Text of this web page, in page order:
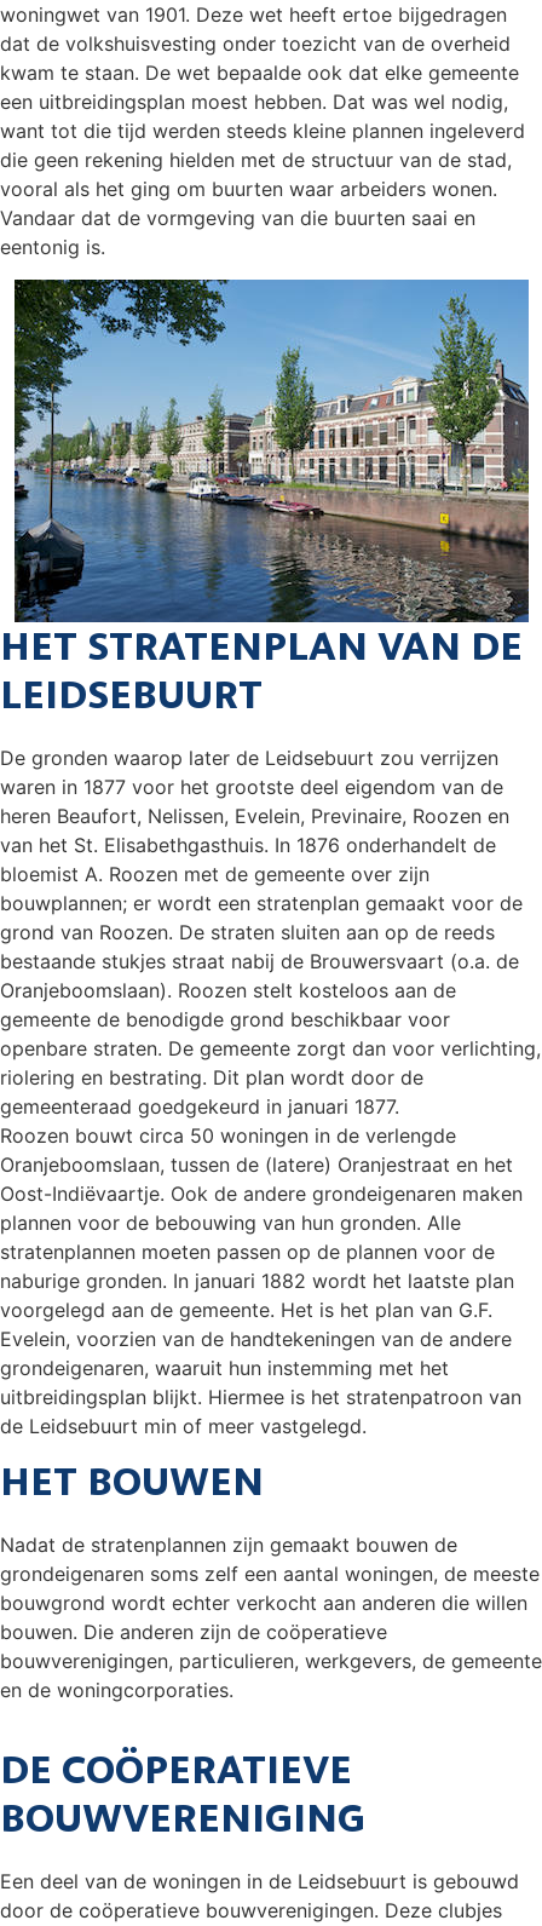
woningwet van 1901. Deze wet heeft ertoe bijgedragen
dat de volkshuisvesting onder toezicht van de overheid
kwam te staan. De wet bepaalde ook dat elke gemeente
een uitbreidingsplan moest hebben. Dat was wel nodig,
want tot die tijd werden steeds kleine plannen ingeleverd
die geen rekening hielden met de structuur van de stad,
vooral als het ging om buurten waar arbeiders wonen.
Vandaar dat de vormgeving van die buurten saai en
eentonig is.
HET STRATENPLAN VAN DE
LEIDSEBUURT
De gronden waarop later de Leidsebuurt zou verrijzen
waren in 1877 voor het grootste deel eigendom van de
heren Beaufort, Nelissen, Evelein, Previnaire, Roozen en
van het St. Elisabethgasthuis. In 1876 onderhandelt de
bloemist A. Roozen met de gemeente over zijn
bouwplannen; er wordt een stratenplan gemaakt voor de
grond van Roozen. De straten sluiten aan op de reeds
bestaande stukjes straat nabij de Brouwersvaart (o.a. de
Oranjeboomslaan). Roozen stelt kosteloos aan de
gemeente de benodigde grond beschikbaar voor
openbare straten. De gemeente zorgt dan voor verlichting,
riolering en bestrating. Dit plan wordt door de
gemeenteraad goedgekeurd in januari 1877.
Roozen bouwt circa 50 woningen in de verlengde
Oranjeboomslaan, tussen de (latere) Oranjestraat en het
Oost-Indiëvaartje. Ook de andere grondeigenaren maken
plannen voor de bebouwing van hun gronden. Alle
stratenplannen moeten passen op de plannen voor de
naburige gronden. In januari 1882 wordt het laatste plan
voorgelegd aan de gemeente. Het is het plan van G.F.
Evelein, voorzien van de handtekeningen van de andere
grondeigenaren, waaruit hun instemming met het
uitbreidingsplan blijkt. Hiermee is het stratenpatroon van
de Leidsebuurt min of meer vastgelegd.
HET BOUWEN
Nadat de stratenplannen zijn gemaakt bouwen de
grondeigenaren soms zelf een aantal woningen, de meeste
bouwgrond wordt echter verkocht aan anderen die willen
bouwen. Die anderen zijn de coöperatieve
bouwverenigingen, particulieren, werkgevers, de gemeente
en de woningcorporaties.
DE COÖPERATIEVE
BOUWVERENIGING
Een deel van de woningen in de Leidsebuurt is gebouwd
door de coöperatieve bouwverenigingen. Deze clubjes